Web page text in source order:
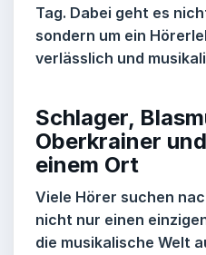
Tag. Dabei geht es
sondern um ein
verlässlich und
Schlager,
Oberkrainer
einem Ort
Viele Hörer suchen
nicht nur einen
die musikalische Welt